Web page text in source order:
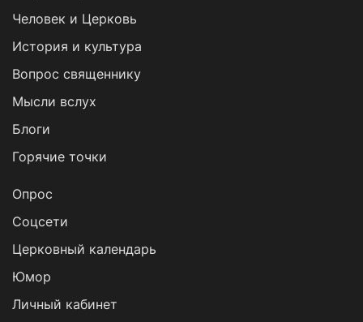
Человек и Церковь
История и культура
Вопрос священнику
Мысли вслух
Блоги
Горячие точки
Опрос
Cоцсети
Церковный календарь
Юмор
Личный кабинет